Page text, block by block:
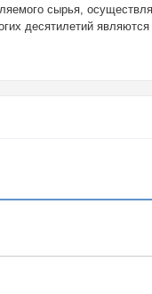
сырья,
десятилетий